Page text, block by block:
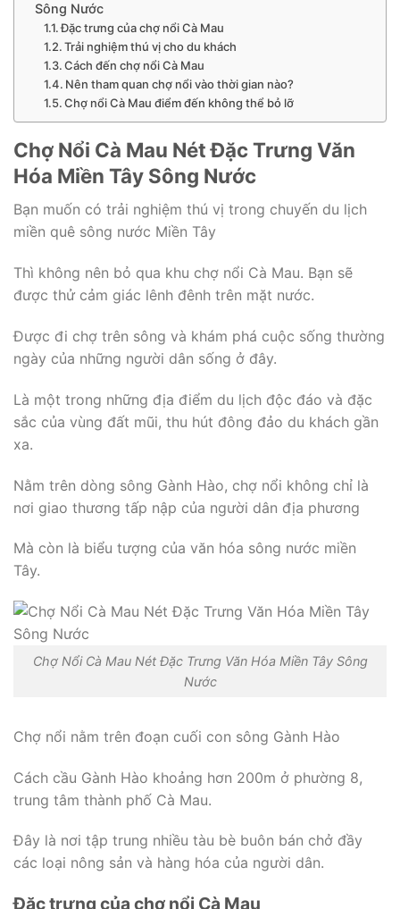
Sông Nước
Đặc trưng của chợ nổi Cà Mau
Trải nghiệm thú vị cho du khách
Cách đến chợ nổi Cà Mau
Nên tham quan chợ nổi vào thời gian nào?
Chợ nổi Cà Mau điểm đến không thể bỏ lỡ
Chợ Nổi Cà Mau Nét Đặc Trưng Văn
Hóa Miền Tây Sông Nước
Bạn muốn có trải nghiệm thú vị trong chuyến du lịch
miền quê sông nước Miền Tây
Thì không nên bỏ qua khu chợ nổi Cà Mau. Bạn sẽ
được thử cảm giác lênh đênh trên mặt nước.
Được đi chợ trên sông và khám phá cuộc sống thường
ngày của những người dân sống ở đây.
Là một trong những địa điểm du lịch độc đáo và đặc
sắc của vùng đất mũi, thu hút đông đảo du khách gần
xa.
Nằm trên dòng sông Gành Hào, chợ nổi không chỉ là
nơi giao thương tấp nập của người dân địa phương
Mà còn là biểu tượng của văn hóa sông nước miền
Tây.
Chợ Nổi Cà Mau Nét Đặc Trưng Văn Hóa Miền Tây Sông
Nước
Chợ nổi nằm trên đoạn cuối con sông Gành Hào
Cách cầu Gành Hào khoảng hơn 200m ở phường 8,
trung tâm thành phố Cà Mau.
Đây là nơi tập trung nhiều tàu bè buôn bán chở đầy
các loại nông sản và hàng hóa của người dân.
Đặc trưng của chợ nổi Cà Mau